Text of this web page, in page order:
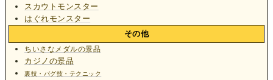
スカウトモンスター
はぐれモンスター
その他
ちいさなメダルの景品
カジノの景品
裏技・バグ技・テクニック